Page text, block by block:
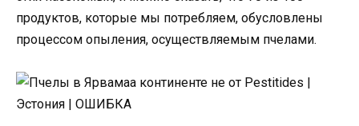
продуктов, которые мы потребляем, обусловлены
процессом опыления, осуществляемым пчелами.